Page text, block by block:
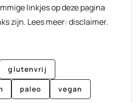
linkjes op deze pagina
zijn. Lees meer: disclaimer.
glutenvrij
paleo vegan